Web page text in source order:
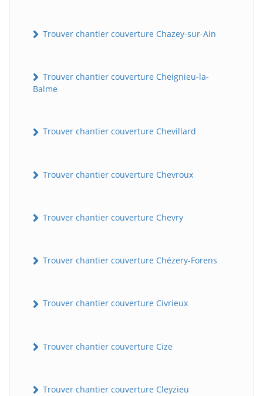
Trouver chantier couverture Chazey-sur-Ain
Trouver chantier couverture Cheignieu-la-
Balme
Trouver chantier couverture Chevillard
Trouver chantier couverture Chevroux
Trouver chantier couverture Chevry
Trouver chantier couverture Chézery-Forens
Trouver chantier couverture Civrieux
Trouver chantier couverture Cize
Trouver chantier couverture Cleyzieu
BatiWebPro